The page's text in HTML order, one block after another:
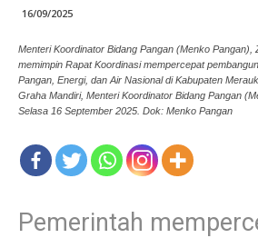
16/09/2025
Menteri Koordinator Bidang Pangan (Menko Pangan),
memimpin Rapat Koordinasi mempercepat
Pangan, Energi, dan Air Nasional di Kabupaten
Graha Mandiri, Menteri Koordinator Bidang Pangan
Selasa 16 September 2025. Dok: Menko Pangan
Pemerintah